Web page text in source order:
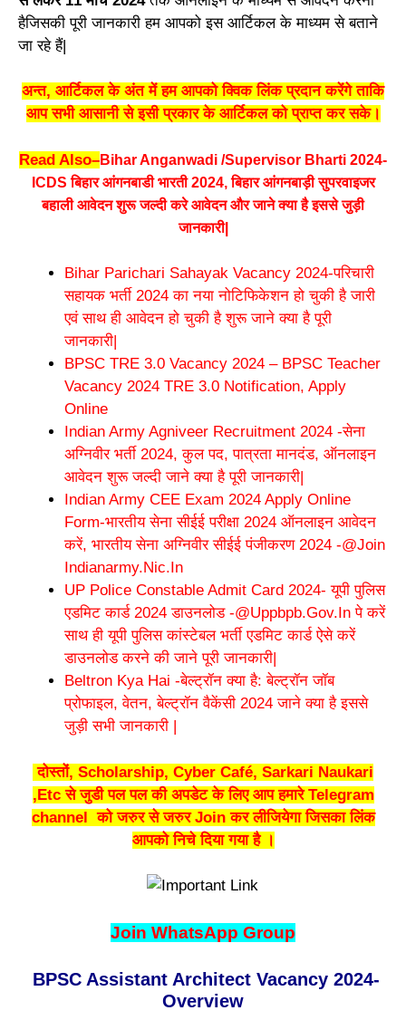
हैजिसकी पूरी जानकारी हम आपको इस आर्टिकल के माध्यम से बताने
जा रहे हैं|
अन्त, आर्टिकल के अंत में हम आपको क्विक लिंक प्रदान करेंगे ताकि
आप सभी आसानी से इसी प्रकार के आर्टिकल को प्राप्त कर सके।
Read Also–Bihar Anganwadi /Supervisor Bharti 2024-
ICDS बिहार आंगनबाडी भारती 2024, बिहार आंगनबाड़ी सुपरवाइजर
बहाली आवेदन शुरू जल्दी करे आवेदन और जाने क्या है इससे जुड़ी
जानकारी|
Bihar Parichari Sahayak Vacancy 2024-परिचारी
सहायक भर्ती 2024 का नया नोटिफिकेशन हो चुकी है जारी
एवं साथ ही आवेदन हो चुकी है शुरू जाने क्या है पूरी
जानकारी|
BPSC TRE 3.0 Vacancy 2024 – BPSC Teacher
Vacancy 2024 TRE 3.0 Notification, Apply
Online
Indian Army Agniveer Recruitment 2024 -सेना
अग्निवीर भर्ती 2024, कुल पद, पात्रता मानदंड, ऑनलाइन
आवेदन शुरू जल्दी जाने क्या है पूरी जानकारी|
Indian Army CEE Exam 2024 Apply Online
Form-भारतीय सेना सीईई परीक्षा 2024 ऑनलाइन आवेदन
करें, भारतीय सेना अग्निवीर सीईई पंजीकरण 2024 -@Join
Indianarmy.Nic.In
UP Police Constable Admit Card 2024- यूपी पुलिस
एडमिट कार्ड 2024 डाउनलोड -@Uppbpb.Gov.In पे करें
साथ ही यूपी पुलिस कांस्टेबल भर्ती एडमिट कार्ड ऐसे करें
डाउनलोड करने की जाने पूरी जानकारी|
Beltron Kya Hai -बेल्ट्रॉन क्या है: बेल्ट्रॉन जॉब
प्रोफाइल, वेतन, बेल्ट्रॉन वैकेंसी 2024 जाने क्या है इससे
जुड़ी सभी जानकारी |
दोस्तों, Scholarship, Cyber Café, Sarkari Naukari
,Etc से जुडी पल पल की अपडेट के लिए आप हमारे Telegram
channel को जरुर से जरुर Join कर लीजियेगा जिसका लिंक
आपको निचे दिया गया है ।
Join WhatsApp Group
BPSC Assistant Architect Vacancy 2024-
Overview